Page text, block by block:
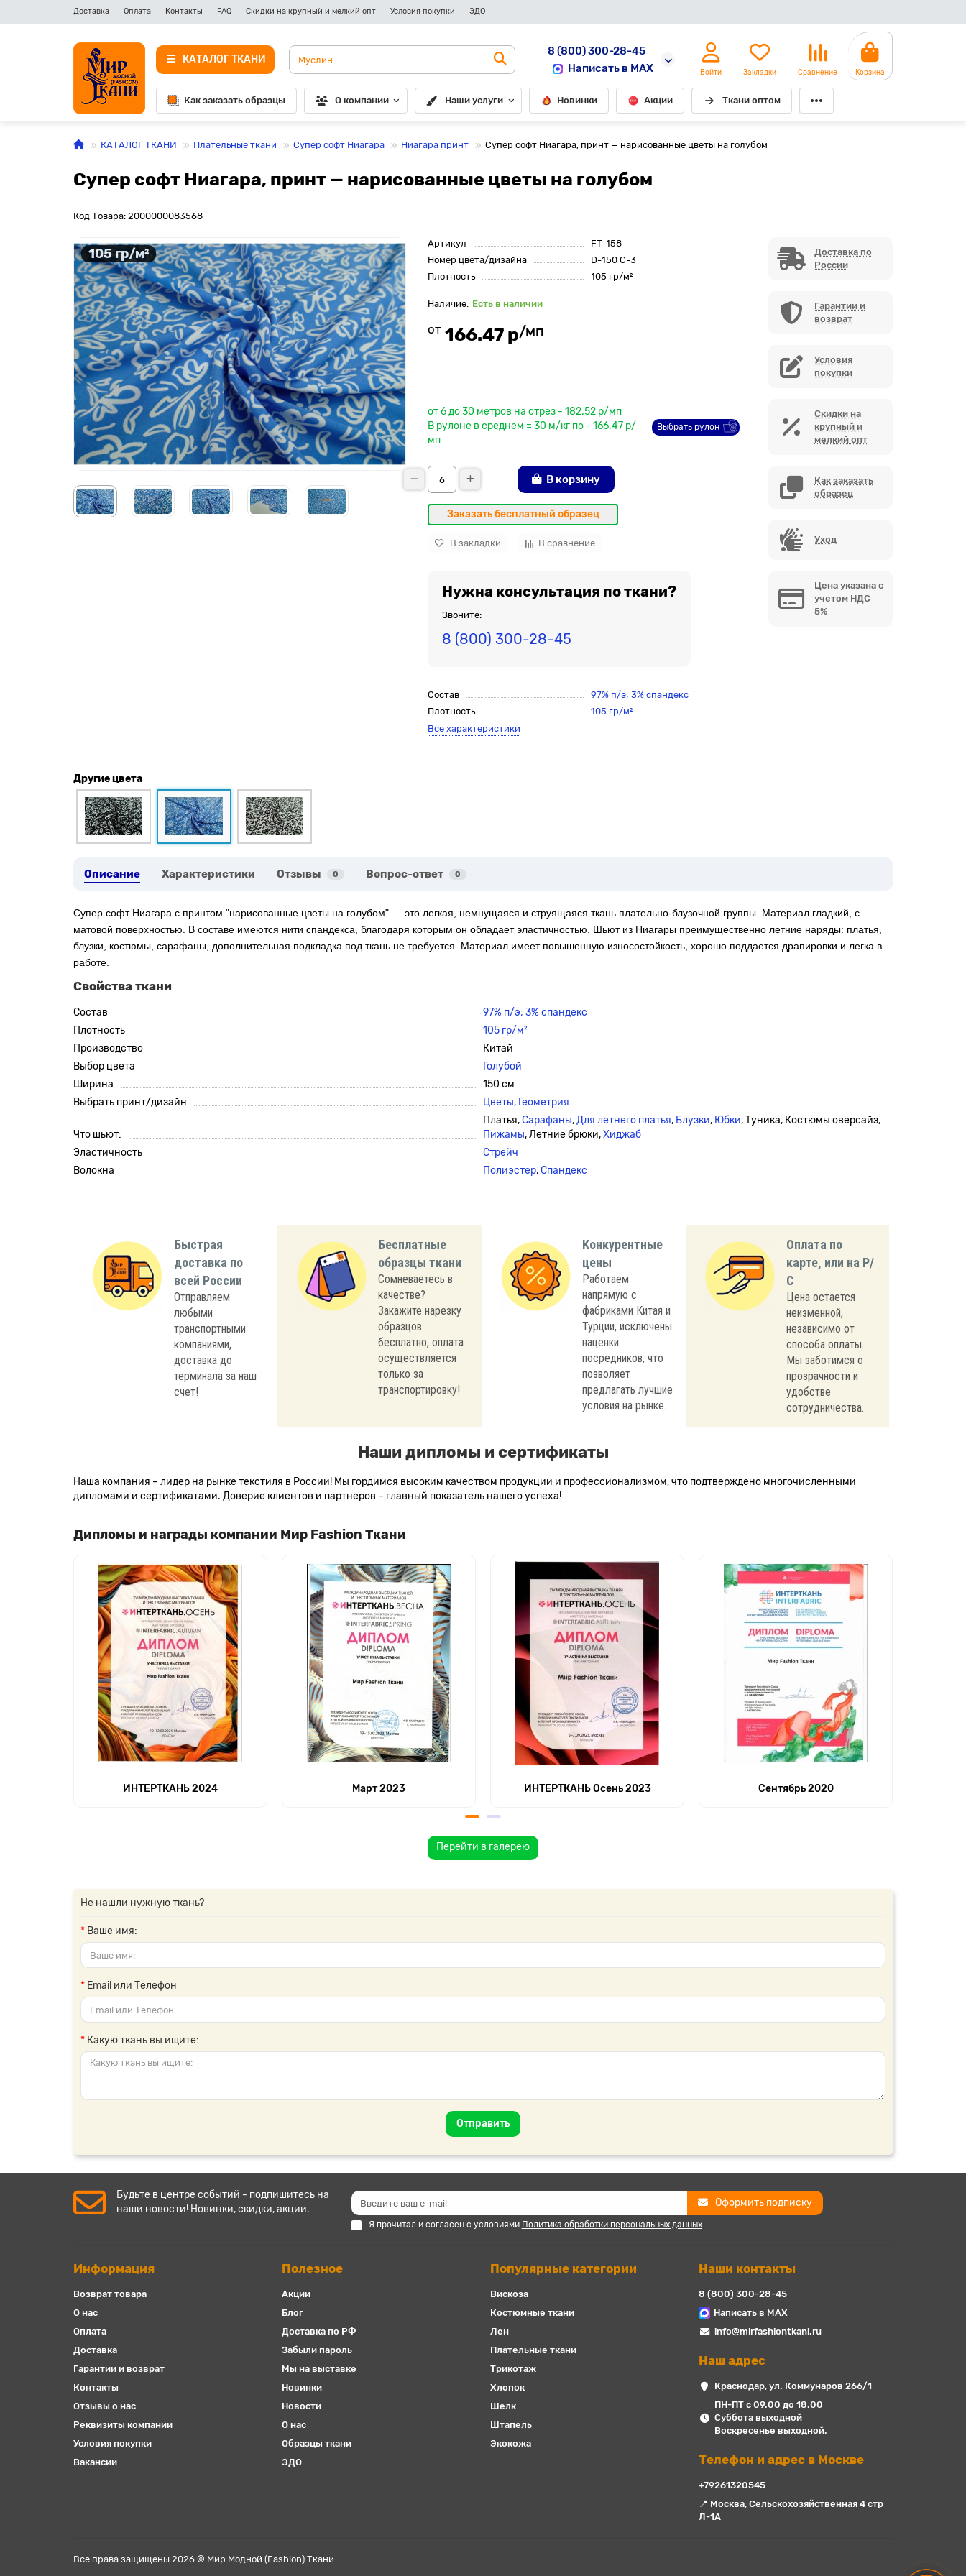
Доставка Оплата Контакты FAQ Скидки на крупный и мелкий опт Условия покупки ЭДО
КАТАЛОГ ТКАНИ
8 (800) 300-28-45
Написать в MAX
Войти Закладки Сравнение Корзина
Как заказать образцы О компании Наши услуги Новинки Акции Ткани оптом
КАТАЛОГ ТКАНИ Плательные ткани Супер софт Ниагара Ниагара принт Супер софт Ниагара, принт — нарисованные цветы на голубом
Супер софт Ниагара, принт — нарисованные цветы на голубом
Код Товара: 2000000083568
105 гр/м²
Артикул
FT-158
Номер цвета/дизайна
D-150 C-3
Плотность
105 гр/м²
Есть в наличии
от 166.47 р/мп
от 6 до 30 метров на отрез - 182.52 р/мп
В рулоне в среднем = 30 м/кг по - 166.47 р/
мп
Выбрать рулон
В корзину
Заказать бесплатный образец
В закладки В сравнение
Нужна консультация по ткани?
Звоните:
8 (800) 300-28-45
Состав
97% п/э; 3% спандекс
Плотность
105 гр/м²
Все характеристики
Доставка по
России
Гарантии и
возврат
Условия
покупки
Скидки на
крупный и
мелкий опт
Как заказать
образец
Уход
Цена указана с
учетом НДС
5%
Другие цвета
Описание Характеристики Отзывы 0 Вопрос-ответ 0
Супер софт Ниагара с принтом "нарисованные цветы на голубом" — это легкая, немнущаяся и струящаяся ткань плательно-блузочной группы. Материал гладкий, с
матовой поверхностью. В составе имеются нити спандекса, благодаря которым он обладает эластичностью. Шьют из Ниагары преимущественно летние наряды: платья,
блузки, костюмы, сарафаны, дополнительная подкладка под ткань не требуется. Материал имеет повышенную износостойкость, хорошо поддается драпировки и легка в
работе.
Свойства ткани
Состав
97% п/э; 3% спандекс
Плотность
105 гр/м²
Производство
Китай
Выбор цвета
Голубой
Ширина
150 см
Выбрать принт/дизайн
Цветы, Геометрия
Что шьют:
Платья,Сарафаны,Для летнего платья, Блузки, Юбки, Туника, Костюмы оверсайз,
Пижамы, Летние брюки,Хиджаб
Эластичность
Стрейч
Волокна
Полиэстер,Спандекс
Быстрая
доставка по
всей России
Отправляем
любыми
транспортными
компаниями,
доставка до
терминала за наш
счет!
Бесплатные
образцы ткани
Сомневаетесь в
качестве?
Закажите нарезку
образцов
бесплатно, оплата
осуществляется
только за
транспортировку!
Конкурентные
цены
Работаем
напрямую с
фабриками Китая и
Турции, исключены
наценки
посредников, что
позволяет
предлагать лучшие
условия на рынке.
Оплата по
карте, или на Р/
С
Цена остается
неизменной,
независимо от
способа оплаты.
Мы заботимся о
прозрачности и
удобстве
сотрудничества.
Наши дипломы и сертификаты
Наша компания – лидер на рынке текстиля в России! Мы гордимся высоким качеством продукции и профессионализмом, что подтверждено многочисленными
дипломами и сертификатами. Доверие клиентов и партнеров – главный показатель нашего успеха!
Дипломы и награды компании Мир Fashion Ткани
ИНТЕРТКАНЬ 2024 Март 2023 ИНТЕРТКАНЬ Осень 2023 Сентябрь 2020
Перейти в галерею
Не нашли нужную ткань?
Ваше имя:
Email или Телефон
Какую ткань вы ищите:
Отправить
Будьте в центре событий - подпишитесь на
наши новости! Новинки, скидки, акции.
Оформить подписку
Я прочитал и согласен с условиями Политика обработки персональных данных
Информация
Возврат товара
О нас
Оплата
Доставка
Гарантии и возврат
Контакты
Отзывы о нас
Реквизиты компании
Условия покупки
Вакансии
Полезное
Акции
Блог
Доставка по РФ
Забыли пароль
Мы на выставке
Новинки
Новости
О нас
Образцы ткани
ЭДО
Популярные категории
Вискоза
Костюмные ткани
Лен
Плательные ткани
Трикотаж
Хлопок
Шелк
Штапель
Экокожа
Наши контакты
8 (800) 300-28-45
Написать в MAX
info@mirfashiontkani.ru
Наш адрес
Краснодар, ул. Коммунаров 266/1
ПН-ПТ с 09.00 до 18.00
Суббота выходной
Воскресенье выходной.
Телефон и адрес в Москве
+79261320545
📍 Москва, Сельскохозяйственная 4 стр
Л-1А
Все права защищены 2026 © Мир Модной (Fashion) Ткани.